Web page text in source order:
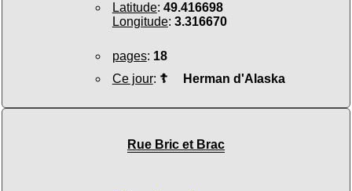
Latitude: 49.416698
Longitude: 3.316670
pages: 18
Ce jour: ☦Herman d'Alaska
Rue Bric et Brac